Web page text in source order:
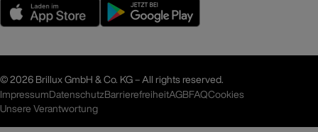
©2026 Brillux GmbH & Co. KG – All rights reserved.
ImpressumDatenschutzBarrierefreiheitAGBFAQCookies
Unsere Verantwortung